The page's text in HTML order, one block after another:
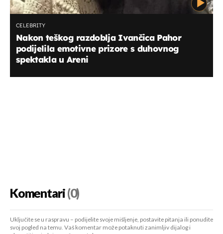
CELEBRITY
Nakon teškog razdoblja Ivančica Pahor
podijelila emotivne prizore s duhovnog
spektakla u Areni
Komentari(0)
Uključite se u raspravu – podijelite svoje mišljenje, postavite pitanja ili ponudite
svoj pogled na temu. Vaš komentar može potaknuti zanimljiv dijalog i